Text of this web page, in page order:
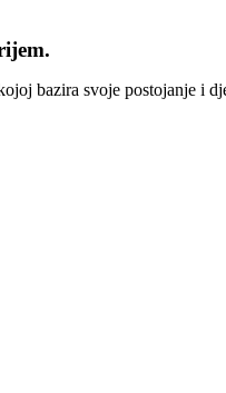
bazira svoje postojanje i